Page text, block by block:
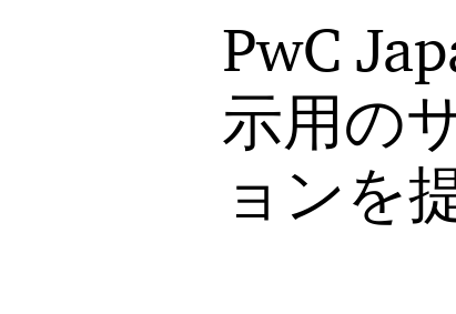
PwC
示用の
ョンを